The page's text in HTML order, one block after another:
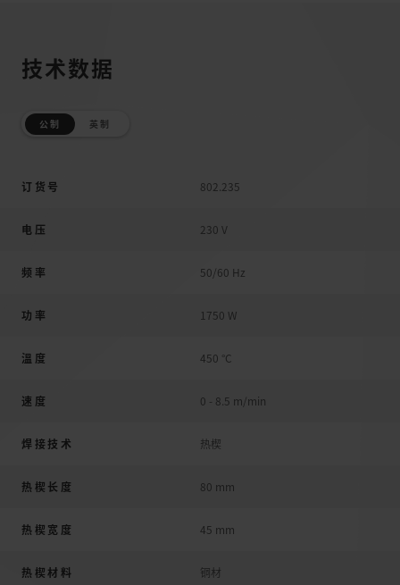
技术数据
公制 英制
订货号 802.235
电压 230 V
频率 50/60 Hz
功率 1750 W
溫度 450 °C
速度 0 - 8.5 m/min
焊接技术 热楔
热楔长度 80 mm
热楔宽度 45 mm
热楔材料 铜材